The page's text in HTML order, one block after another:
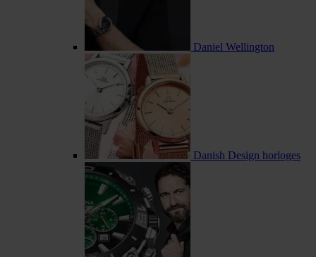
Daniel Wellington
Danish Design horloges